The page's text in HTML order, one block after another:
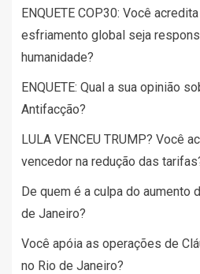
ENQUETE COP30: Você
esfriamento global seja
humanidade?
ENQUETE: Qual a sua opinião
Antifacção?
LULA VENCEU TRUMP? Você
vencedor na redução das
De quem é a culpa do aumento
de Janeiro?
Você apóia as operações de
no Rio de Janeiro?